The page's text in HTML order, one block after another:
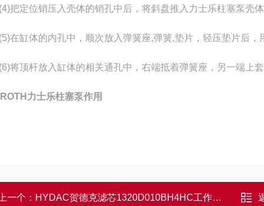
位销压入壳体的销孔中后，将斜盘推入力士乐柱塞泵壳体
体的内孔中，顺次放入弹簧座,弹簧,垫片，轻压垫片后，
杆放入缸体的相关通孔中，右端抵着弹簧座，另一端上套
力士乐柱塞泵作用
一个： HYDAC贺德克滤芯1320D010BH4HC工作性能